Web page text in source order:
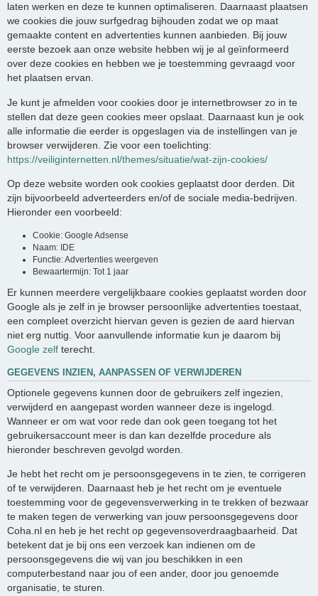
laten werken en deze te kunnen optimaliseren. Daarnaast plaatsen
we cookies die jouw surfgedrag bijhouden zodat we op maat
gemaakte content en advertenties kunnen aanbieden. Bij jouw
eerste bezoek aan onze website hebben wij je al geïnformeerd
over deze cookies en hebben we je toestemming gevraagd voor
het plaatsen ervan.
Je kunt je afmelden voor cookies door je internetbrowser zo in te
stellen dat deze geen cookies meer opslaat. Daarnaast kun je ook
alle informatie die eerder is opgeslagen via de instellingen van je
browser verwijderen. Zie voor een toelichting:
https://veiliginternetten.nl/themes/situatie/wat-zijn-cookies/
Op deze website worden ook cookies geplaatst door derden. Dit
zijn bijvoorbeeld adverteerders en/of de sociale media-bedrijven.
Hieronder een voorbeeld:
Cookie: Google Adsense
Naam: IDE
Functie: Advertenties weergeven
Bewaartermijn: Tot 1 jaar
Er kunnen meerdere vergelijkbaare cookies geplaatst worden door
Google als je zelf in je browser persoonlijke advertenties toestaat,
een compleet overzicht hiervan geven is gezien de aard hiervan
niet erg nuttig. Voor aanvullende informatie kun je daarom bij
Google zelf terecht.
GEGEVENS INZIEN, AANPASSEN OF VERWIJDEREN
Optionele gegevens kunnen door de gebruikers zelf ingezien,
verwijderd en aangepast worden wanneer deze is ingelogd.
Wanneer er om wat voor rede dan ook geen toegang tot het
gebruikersaccount meer is dan kan dezelfde procedure als
hieronder beschreven gevolgd worden.
Je hebt het recht om je persoonsgegevens in te zien, te corrigeren
of te verwijderen. Daarnaast heb je het recht om je eventuele
toestemming voor de gegevensverwerking in te trekken of bezwaar
te maken tegen de verwerking van jouw persoonsgegevens door
Coha.nl en heb je het recht op gegevensoverdraagbaarheid. Dat
betekent dat je bij ons een verzoek kan indienen om de
persoonsgegevens die wij van jou beschikken in een
computerbestand naar jou of een ander, door jou genoemde
organisatie, te sturen.